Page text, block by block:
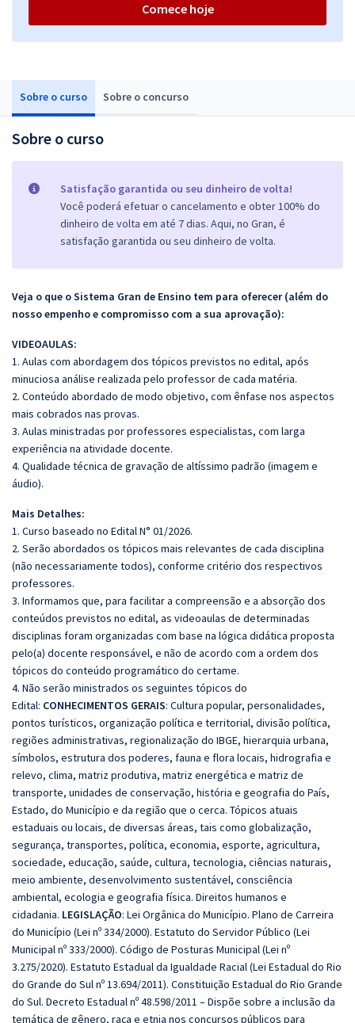
Sobre o curso Sobre o concurso
Sobre o curso
Satisfação garantida ou seu dinheiro de volta!
Você poderá efetuar o cancelamento e obter 100% do
dinheiro de volta em até 7 dias. Aqui, no Gran, é
satisfação garantida ou seu dinheiro de volta.
Veja o que o Sistema Gran de Ensino tem para oferecer (além do
nosso empenho e compromisso com a sua aprovação):
VIDEOAULAS:
1. Aulas com abordagem dos tópicos previstos no edital, após
minuciosa análise realizada pelo professor de cada matéria.
2. Conteúdo abordado de modo objetivo, com ênfase nos aspectos
mais cobrados nas provas.
3. Aulas ministradas por professores especialistas, com larga
experiência na atividade docente.
4. Qualidade técnica de gravação de altíssimo padrão (imagem e
áudio).
Mais Detalhes:
1. Curso baseado no Edital N° 01/2026.
2. Serão abordados os tópicos mais relevantes de cada disciplina
(não necessariamente todos), conforme critério dos respectivos
professores.
3. Informamos que, para facilitar a compreensão e a absorção dos
conteúdos previstos no edital, as videoaulas de determinadas
disciplinas foram organizadas com base na lógica didática proposta
pelo(a) docente responsável, e não de acordo com a ordem dos
tópicos do conteúdo programático do certame.
4. Não serão ministrados os seguintes tópicos do
Edital: CONHECIMENTOS GERAIS: Cultura popular, personalidades,
pontos turísticos, organização política e territorial, divisão política,
regiões administrativas, regionalização do IBGE, hierarquia urbana,
símbolos, estrutura dos poderes, fauna e flora locais, hidrografia e
relevo, clima, matriz produtiva, matriz energética e matriz de
transporte, unidades de conservação, história e geografia do País,
Estado, do Município e da região que o cerca. Tópicos atuais
estaduais ou locais, de diversas áreas, tais como globalização,
segurança, transportes, política, economia, esporte, agricultura,
sociedade, educação, saúde, cultura, tecnologia, ciências naturais,
meio ambiente, desenvolvimento sustentável, consciência
ambiental, ecologia e geografia física. Direitos humanos e
cidadania. LEGISLAÇÃO: Lei Orgânica do Município. Plano de Carreira
do Município (Lei nº 334/2000). Estatuto do Servidor Público (Lei
Municipal nº 333/2000). Código de Posturas Municipal (Lei nº
3.275/2020). Estatuto Estadual da Igualdade Racial (Lei Estadual do Rio
do Grande do Sul nº 13.694/2011). Constituição Estadual do Rio Grande
do Sul. Decreto Estadual nº 48.598/2011 – Dispõe sobre a inclusão da
temática de gênero, raça e etnia nos concursos públicos para
Comece hoje